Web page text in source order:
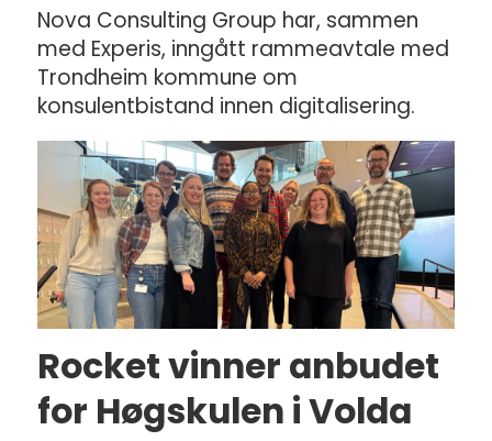
Nova Consulting Group har, sammen
med Experis, inngått rammeavtale med
Trondheim kommune om
konsulentbistand innen digitalisering.
Rocket vinner anbudet
for Høgskulen i Volda